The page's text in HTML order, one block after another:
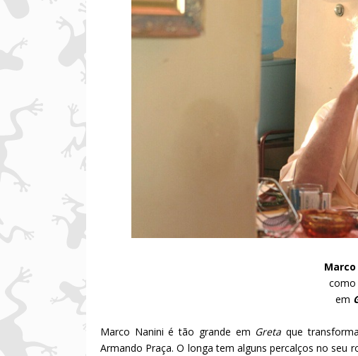
como
em
Marco Nanini é tão grande em Greta que
Armando Praça. O longa tem alguns percalços no